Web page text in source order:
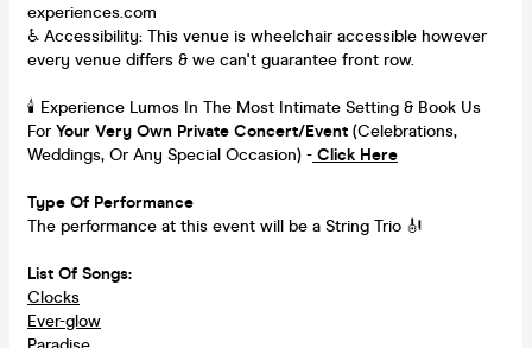
experiences.com
♿ Accessibility: This venue is wheelchair accessible however
every venue differs & we can't guarantee front row.
🕯️ Experience Lumos In The Most Intimate Setting & Book Us
ForYour Very Own Private Concert/Event (Celebrations,
Weddings, Or Any Special Occasion) - Click Here
Type Of Performance
The performance at this event will be a String Trio 🎻
List Of Songs:
Clocks
Ever-glow